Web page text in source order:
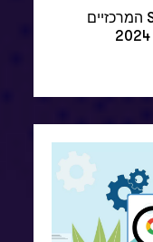
היכנסו לקרוא את כל אירועי ה-SEO המרכזיים